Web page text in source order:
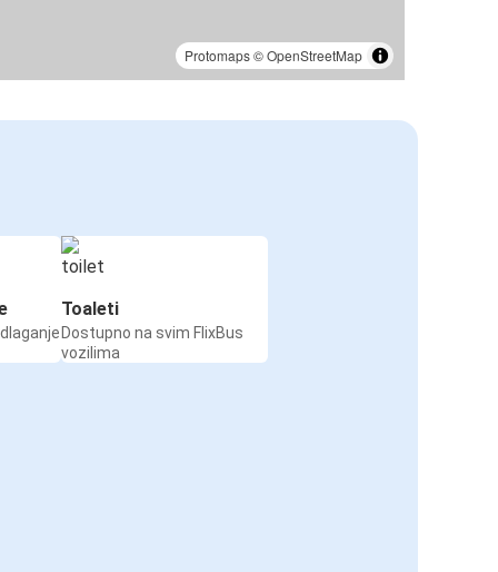
Protomaps©OpenStreetMap
Toaleti
Dostupno na svim FlixBus
vozilima